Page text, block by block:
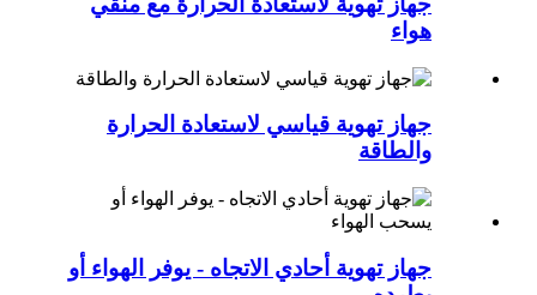
هواء
جهاز تهوية قياسي لاستعادة الحرارة
والطاقة
جهاز تهوية أحادي الاتجاه - يوفر الهواء أو